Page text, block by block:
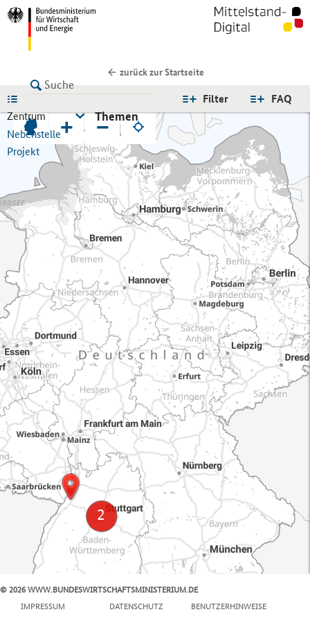
zurück zur Startseite
FAQ
Filter
Zentrum
Nebenstelle
Projekt
Themen
+ −
© 2026 WWW.BUNDESWIRTSCHAFTSMINISTERIUM.DE
IMPRESSUM
DATENSCHUTZ BENUTZERHINWEISE